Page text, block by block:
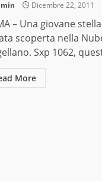
Dicembre 22, 2011
– Una giovane
scoperta nella
Sxp 1062,
More